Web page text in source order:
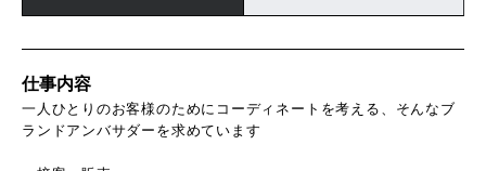
仕事内容
一人ひとりのお客様のためにコーディネートを考える、そんなブ
ランドアンバサダーを求めています